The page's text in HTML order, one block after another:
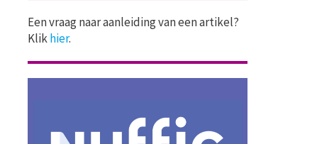
Een vraag naar aanleiding van een artikel?
Klikhier.